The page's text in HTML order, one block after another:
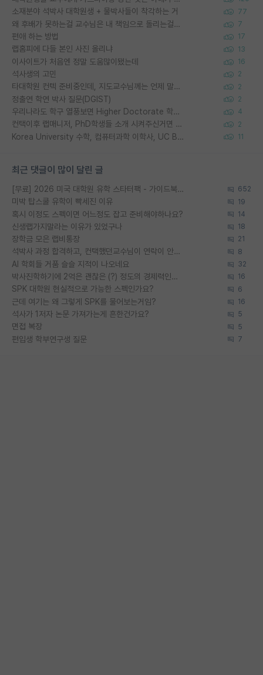
소재분야 석박사 대학원생 + 물박사들이 착각하는 거 77
왜 후배가 못하는걸 교수님은 내 책임으로 돌리는걸까요? 7
편애 하는 방법 17
랩홈피에 다들 본인 사진 올리냐 13
이사이트가 처음엔 정말 도움많이됐는데 16
석사생의 고민 2
타대학원 컨텍 준비중인데, 지도교수님께는 언제 말씀드려야 할까요? 2
정출연 학연 박사 질문(DGIST) 2
우리나라도 학구 열풍보면 Higher Doctorate 학위가 필요하다고 봅니다. 4
컨택이후 랩매니저, PhD학생들 소개 시켜주신거면 거의 컨펌에 가깝나요? 2
Korea University 수학, 컴퓨터과학 이학사, UC Berkeley 산업공학 대학원 공학박사가 되는 것은 쉽지 않겠죠? 11
최근 댓글이 많이 달린 글
[무료] 2026 미국 대학원 유학 스타터팩 - 가이드북 & 합격자 컨택메일 템플릿 652
미박 탑스쿨 유학이 빡세진 이유 19
혹시 이정도 스펙이면 어느정도 잡고 준비해야하나요? 14
신생랩가지말라는 이유가 있었구나 18
장학금 모은 랩비통장 21
석박사 과정 합격하고, 컨택했던교수님이 연락이 안됩니다... 8
AI 학회들 거품 슬슬 지적이 나오네요 32
박사진학하기에 2억은 괜찮은 (?) 정도의 경제력인가요 16
SPK 대학원 현실적으로 가능한 스펙인가요? 6
근데 여기는 왜 그렇게 SPK를 물어보는거임? 16
석사가 1저자 논문 가져가는게 흔한건가요? 5
면접 복장 5
편입생 학부연구생 질문 7